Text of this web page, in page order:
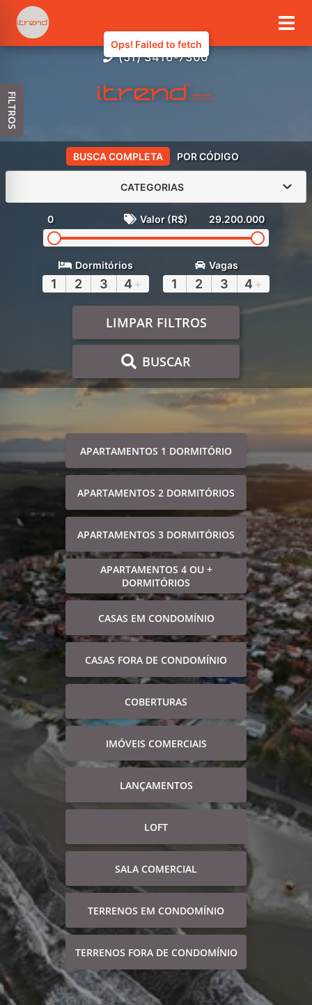
(51) 3416-7300
BUSCA COMPLETA POR CÓDIGO
CATEGORIAS
0 Valor (R$) 29.200.000
Dormitórios
1 2 3 4 +
Vagas
1 2 3 4 +
LIMPAR FILTROS
BUSCAR
APARTAMENTOS 1 DORMITÓRIO
APARTAMENTOS 2 DORMITÓRIOS
APARTAMENTOS 3 DORMITÓRIOS
APARTAMENTOS 4 OU +
DORMITÓRIOS
CASAS EM CONDOMÍNIO
CASAS FORA DE CONDOMÍNIO
COBERTURAS
IMÓVEIS COMERCIAIS
LANÇAMENTOS
LOFT
SALA COMERCIAL
TERRENOS EM CONDOMÍNIO
TERRENOS FORA DE CONDOMÍNIO
FILTROS